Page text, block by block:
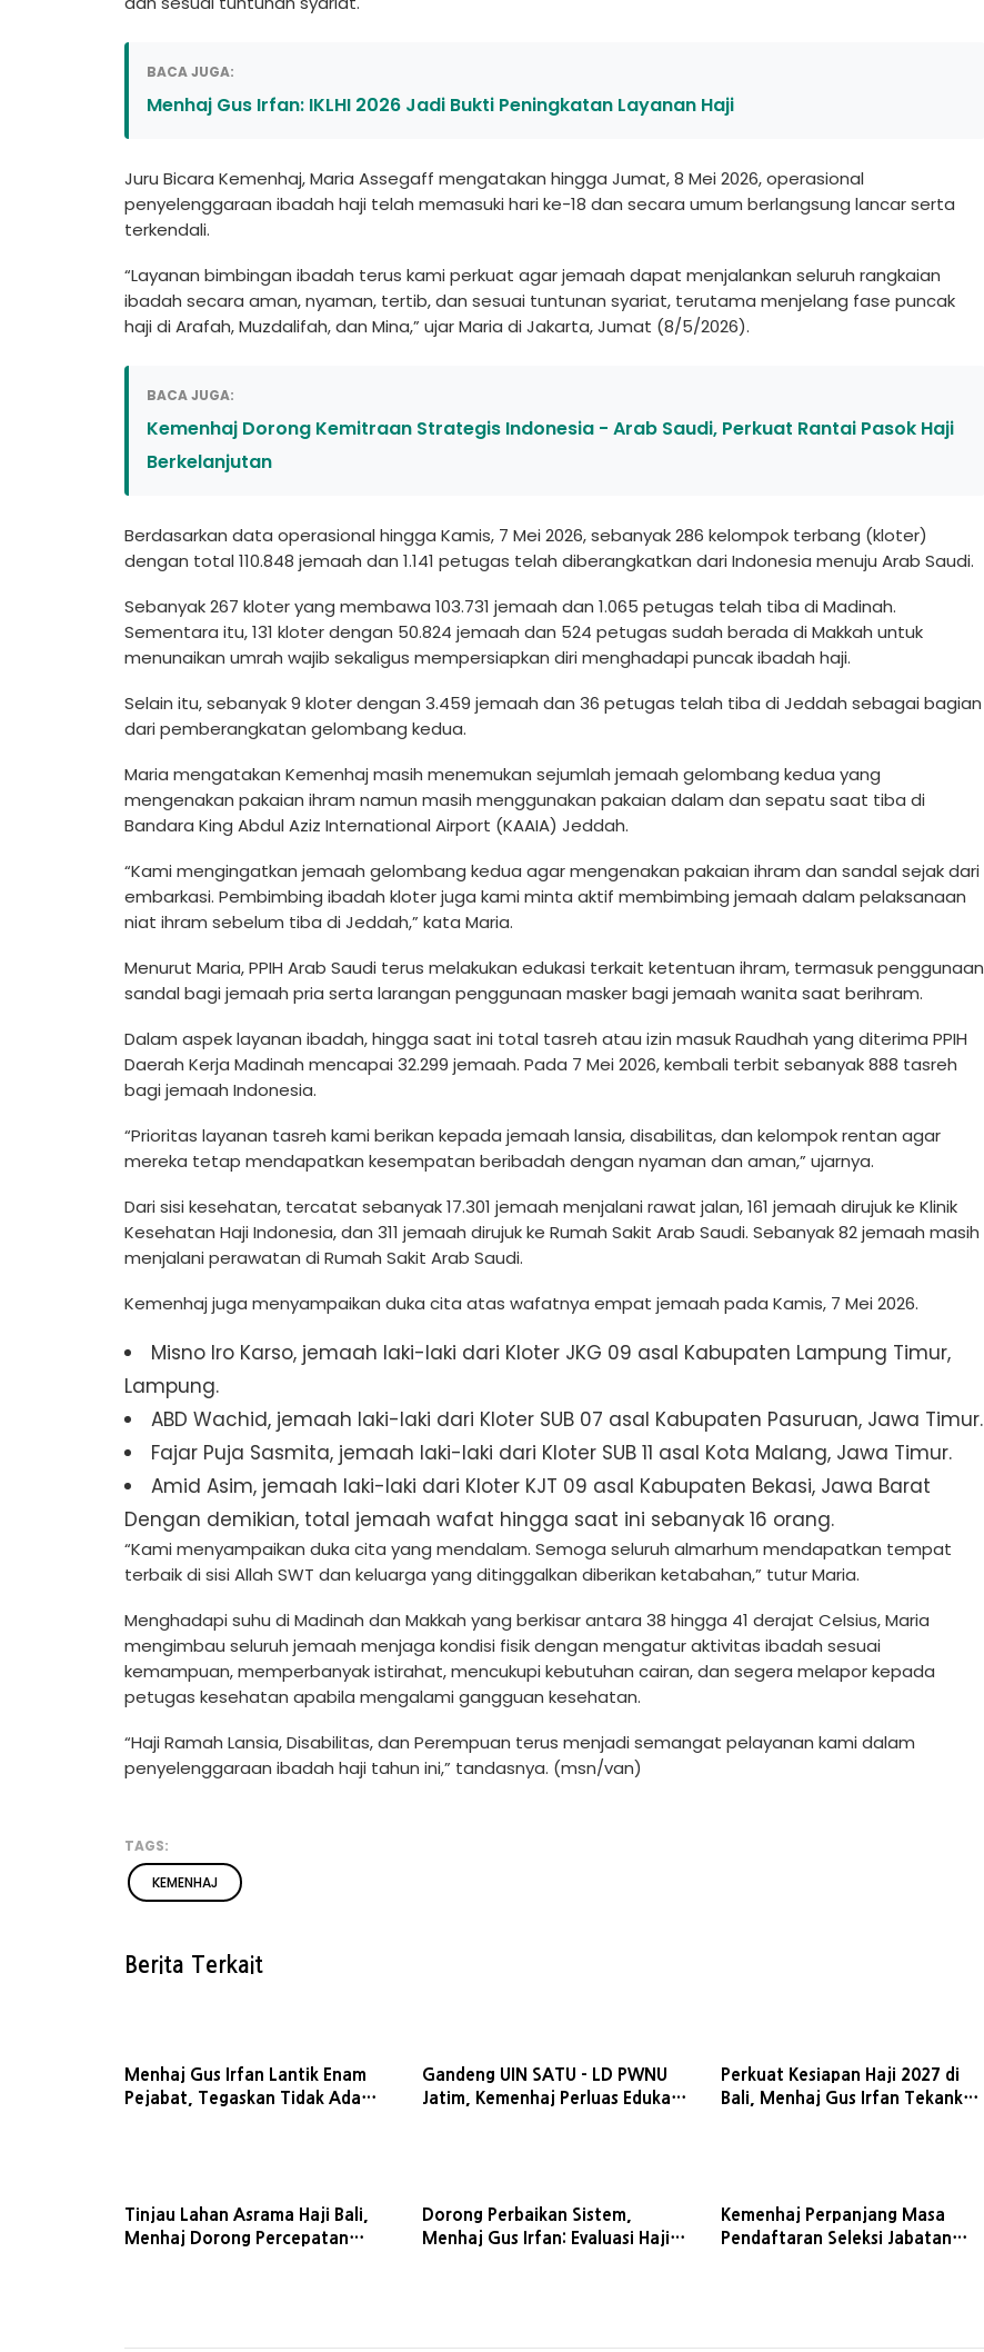
BACA JUGA:
Menhaj Gus Irfan: IKLHI 2026 Jadi Bukti Peningkatan Layanan Haji
Juru Bicara Kemenhaj, Maria Assegaff mengatakan hingga Jumat, 8 Mei 2026, operasional
penyelenggaraan ibadah haji telah memasuki hari ke-18 dan secara umum berlangsung lancar serta
terkendali.
“Layanan bimbingan ibadah terus kami perkuat agar jemaah dapat menjalankan seluruh rangkaian
ibadah secara aman, nyaman, tertib, dan sesuai tuntunan syariat, terutama menjelang fase puncak
haji di Arafah, Muzdalifah, dan Mina,” ujar Maria di Jakarta, Jumat (8/5/2026).
BACA JUGA:
Kemenhaj Dorong Kemitraan Strategis Indonesia - Arab Saudi, Perkuat Rantai Pasok Haji
Berkelanjutan
Berdasarkan data operasional hingga Kamis, 7 Mei 2026, sebanyak 286 kelompok terbang (kloter)
dengan total 110.848 jemaah dan 1.141 petugas telah diberangkatkan dari Indonesia menuju Arab Saudi.
Sebanyak 267 kloter yang membawa 103.731 jemaah dan 1.065 petugas telah tiba di Madinah.
Sementara itu, 131 kloter dengan 50.824 jemaah dan 524 petugas sudah berada di Makkah untuk
menunaikan umrah wajib sekaligus mempersiapkan diri menghadapi puncak ibadah haji.
Selain itu, sebanyak 9 kloter dengan 3.459 jemaah dan 36 petugas telah tiba di Jeddah sebagai bagian
dari pemberangkatan gelombang kedua.
Maria mengatakan Kemenhaj masih menemukan sejumlah jemaah gelombang kedua yang
mengenakan pakaian ihram namun masih menggunakan pakaian dalam dan sepatu saat tiba di
Bandara King Abdul Aziz International Airport (KAAIA) Jeddah.
“Kami mengingatkan jemaah gelombang kedua agar mengenakan pakaian ihram dan sandal sejak dari
embarkasi. Pembimbing ibadah kloter juga kami minta aktif membimbing jemaah dalam pelaksanaan
niat ihram sebelum tiba di Jeddah,” kata Maria.
Menurut Maria, PPIH Arab Saudi terus melakukan edukasi terkait ketentuan ihram, termasuk penggunaan
sandal bagi jemaah pria serta larangan penggunaan masker bagi jemaah wanita saat berihram.
Dalam aspek layanan ibadah, hingga saat ini total tasreh atau izin masuk Raudhah yang diterima PPIH
Daerah Kerja Madinah mencapai 32.299 jemaah. Pada 7 Mei 2026, kembali terbit sebanyak 888 tasreh
bagi jemaah Indonesia.
“Prioritas layanan tasreh kami berikan kepada jemaah lansia, disabilitas, dan kelompok rentan agar
mereka tetap mendapatkan kesempatan beribadah dengan nyaman dan aman,” ujarnya.
Dari sisi kesehatan, tercatat sebanyak 17.301 jemaah menjalani rawat jalan, 161 jemaah dirujuk ke Klinik
Kesehatan Haji Indonesia, dan 311 jemaah dirujuk ke Rumah Sakit Arab Saudi. Sebanyak 82 jemaah masih
menjalani perawatan di Rumah Sakit Arab Saudi.
Kemenhaj juga menyampaikan duka cita atas wafatnya empat jemaah pada Kamis, 7 Mei 2026.
Misno Iro Karso, jemaah laki-laki dari Kloter JKG 09 asal Kabupaten Lampung Timur,
Lampung.
ABD Wachid, jemaah laki-laki dari Kloter SUB 07 asal Kabupaten Pasuruan, Jawa Timur.
Fajar Puja Sasmita, jemaah laki-laki dari Kloter SUB 11 asal Kota Malang, Jawa Timur.
Amid Asim, jemaah laki-laki dari Kloter KJT 09 asal Kabupaten Bekasi, Jawa Barat
Dengan demikian, total jemaah wafat hingga saat ini sebanyak 16 orang.
“Kami menyampaikan duka cita yang mendalam. Semoga seluruh almarhum mendapatkan tempat
terbaik di sisi Allah SWT dan keluarga yang ditinggalkan diberikan ketabahan,” tutur Maria.
Menghadapi suhu di Madinah dan Makkah yang berkisar antara 38 hingga 41 derajat Celsius, Maria
mengimbau seluruh jemaah menjaga kondisi fisik dengan mengatur aktivitas ibadah sesuai
kemampuan, memperbanyak istirahat, mencukupi kebutuhan cairan, dan segera melapor kepada
petugas kesehatan apabila mengalami gangguan kesehatan.
“Haji Ramah Lansia, Disabilitas, dan Perempuan terus menjadi semangat pelayanan kami dalam
penyelenggaraan ibadah haji tahun ini,” tandasnya. (msn/van)
TAGS:
KEMENHAJ
Berita Terkait
Menhaj Gus Irfan Lantik Enam
Pejabat, Tegaskan Tidak Ada
Gandeng UIN SATU - LD PWNU
Jatim, Kemenhaj Perluas Edukasi
Perkuat Kesiapan Haji 2027 di
Bali, Menhaj Gus Irfan Tekankan
Tinjau Lahan Asrama Haji Bali,
Menhaj Dorong Percepatan
Dorong Perbaikan Sistem,
Menhaj Gus Irfan: Evaluasi Haji
Kemenhaj Perpanjang Masa
Pendaftaran Seleksi Jabatan